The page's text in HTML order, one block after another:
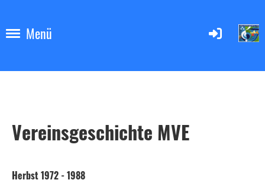
Menü
Vereinsgeschichte MVE
Herbst 1972 - 1988